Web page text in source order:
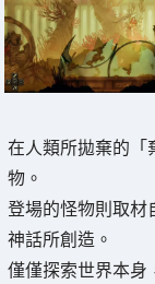
在人類所拋棄的「
物。
登場的怪物則取材
神話所創造。
僅僅探索世界本身